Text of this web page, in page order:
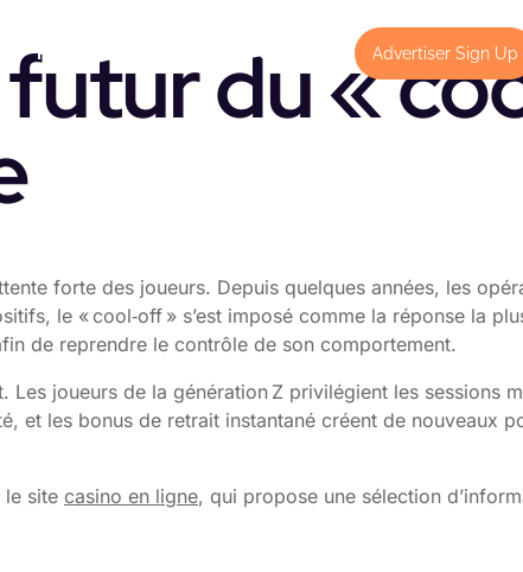
Partners Contact Advertiser Sign Up
du «
forte des joueurs. Depuis quelques années, les
le « cool‑off » s’est imposé comme la réponse la
de reprendre le contrôle de son comportement.
joueurs de la génération Z privilégient les sessions
et les bonus de retrait instantané créent de nouveaux
le site casino en ligne, qui propose une sélection